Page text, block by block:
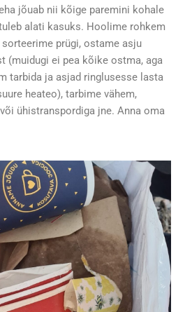
jõuab nii kõige paremini kohale
alati kasuks. Hoolime rohkem
prügi, ostame asju
(muidugi ei pea kõike ostma, aga
tarbida ja asjad ringlusesse lasta
heateo), tarbime vähem,
ühistranspordiga jne. Anna oma